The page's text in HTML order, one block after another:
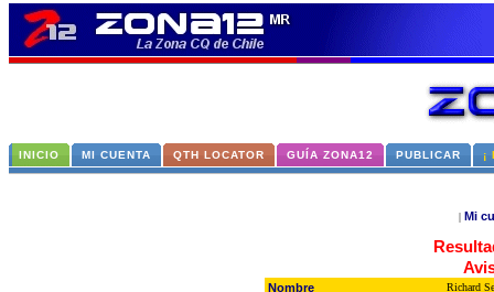
INICIO MI CUENTA QTH LOCATOR GUÍA ZONA12 PUBLICAR ¡
| Mi
Nombre Richard